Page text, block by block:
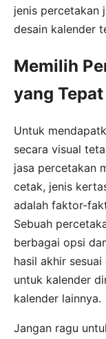
jenis percetakan
desain kalender
Memilih
yang Tepat
Untuk
secara visual
jasa percetakan
cetak, jenis
adalah faktor-
Sebuah
berbagai opsi
hasil akhir
untuk kalender
kalender lainnya.
Jangan ragu